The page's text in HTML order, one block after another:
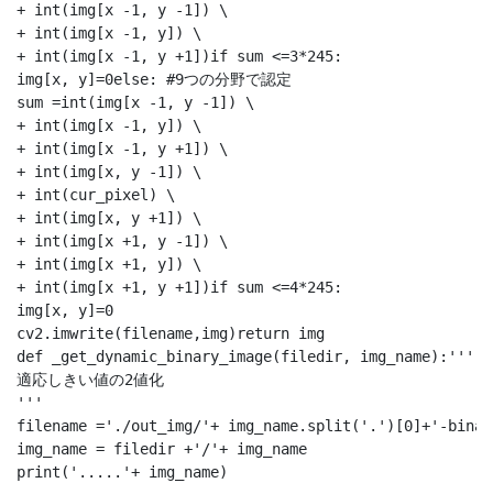
+ int(img[x -1, y -1]) \
+ int(img[x -1, y]) \
+ int(img[x -1, y +1])if sum <=3*245:
img[x, y]=0else: #9つの分野で認定
sum =int(img[x -1, y -1]) \
+ int(img[x -1, y]) \
+ int(img[x -1, y +1]) \
+ int(img[x, y -1]) \
+ int(cur_pixel) \
+ int(img[x, y +1]) \
+ int(img[x +1, y -1]) \
+ int(img[x +1, y]) \
+ int(img[x +1, y +1])if sum <=4*245:
img[x, y]=0
cv2.imwrite(filename,img)return img
def _get_dynamic_binary_image(filedir, img_name):'''
適応しきい値の2値化
'''
filename ='./out_img/'+ img_name.split('.')[0]+'-
img_name = filedir +'/'+ img_name
print('.....'+ img_name)